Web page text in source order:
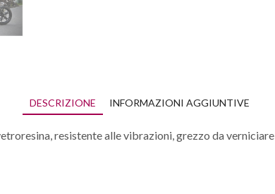
DESCRIZIONE INFORMAZIONI AGGIUNTIVE
resistente alle vibrazioni, grezzo da verniciare